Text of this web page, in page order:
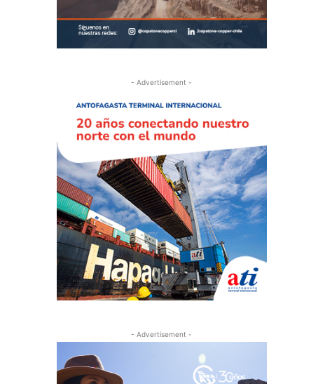
- Advertisement -
- Advertisement -